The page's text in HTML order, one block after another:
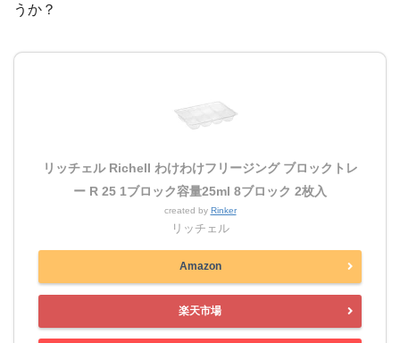
うか？
リッチェル Richell わけわけフリージング ブロックトレ
ー R 25 1ブロック容量25ml 8ブロック 2枚入
created by Rinker
リッチェル
Amazon
楽天市場